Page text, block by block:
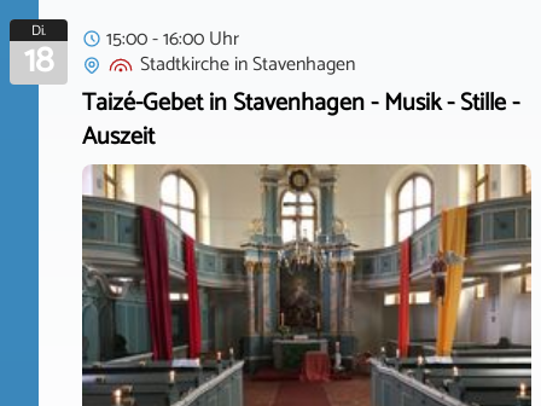
Di.
18
15:00 - 16:00 Uhr
StadtkircheinStavenhagen
Taizé-Gebet in Stavenhagen - Musik - Stille -
Auszeit